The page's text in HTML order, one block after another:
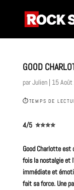
GOOD
parJulien| 15
⏱TEMPS DE
4/5 ⭐️⭐️⭐️⭐️
Good Charlotteest
fois la nostalgie et
immédiateet
fait sa force. Une